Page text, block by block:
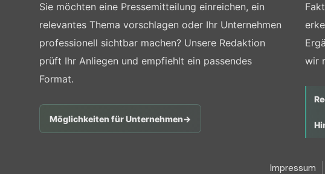
Sie möchten eine Pressemitteilung einreichen, ein
relevantes Thema vorschlagen oder Ihr Unternehmen
professionell sichtbar machen? Unsere Redaktion
prüft Ihr Anliegen und empfiehlt ein passendes
Format.
Möglichkeiten für Unternehmen→
wir
Impressum